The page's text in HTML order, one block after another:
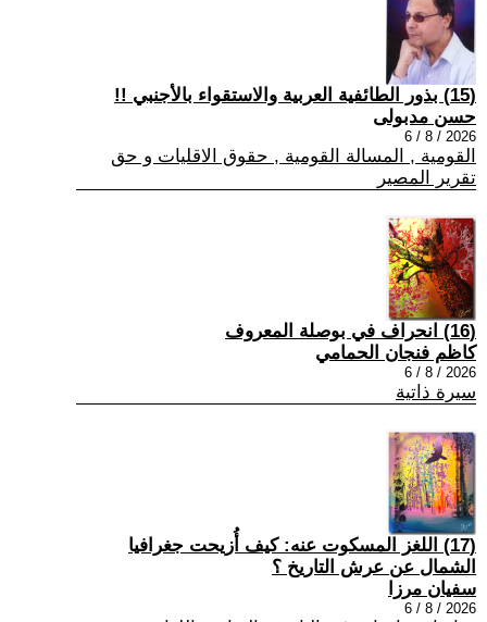
(15) بذور الطائفية العربية والاستقواء بالأجنبي !!
حسن مدبولى
2026 / 8 / 6
القومية , المسالة القومية , حقوق الاقليات و حق
تقرير المصير
(16) انحراف في بوصلة المعروف
كاظم فنجان الحمامي
2026 / 8 / 6
سيرة ذاتية
(17) اللغز المسكوت عنه: كيف أُزيحت جغرافيا
الشمال عن عرش التاريخ ؟
سفيان مرزا
2026 / 8 / 6